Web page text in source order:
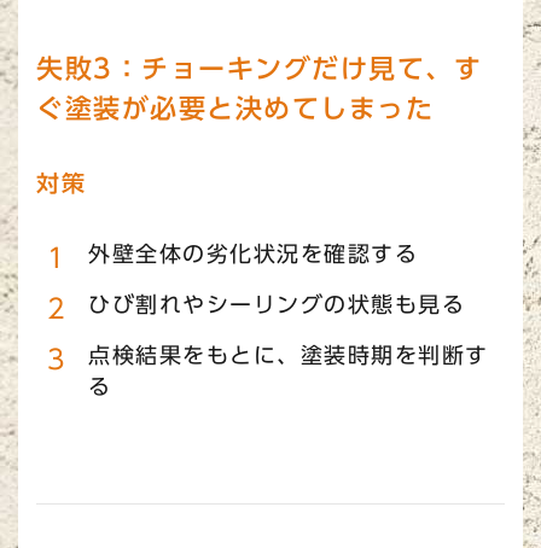
失敗3：チョーキングだけ見て、す
ぐ塗装が必要と決めてしまった
対策
外壁全体の劣化状況を確認する
ひび割れやシーリングの状態も見る
点検結果をもとに、塗装時期を判断す
る